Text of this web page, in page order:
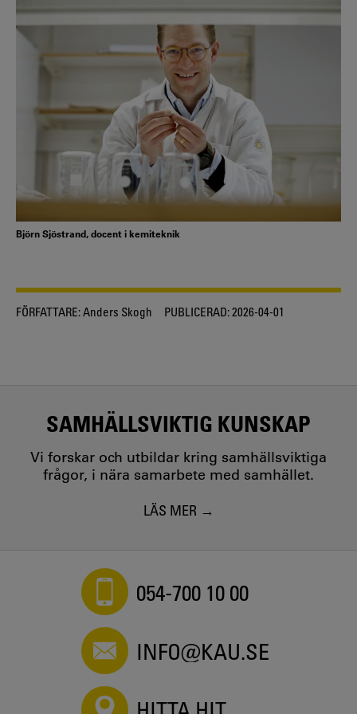
Björn Sjöstrand, docent i kemiteknik
FÖRFATTARE:Anders Skogh PUBLICERAD:2026-04-01
SAMHÄLLSVIKTIG KUNSKAP
Vi forskar och utbildar kring samhällsviktiga
frågor, i nära samarbete med samhället.
LÄS MER
054-700 10 00
INFO@KAU.SE